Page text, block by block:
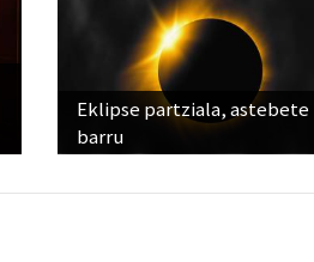
Eklipse partziala, astebete
barru